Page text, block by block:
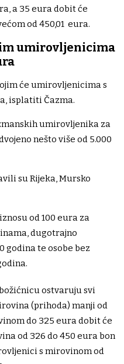
a 35 eura dobit će
od 450,01 eura.
umirovljenicima
će umirovljenicima s
isplatiti Čazma.
umirovljenika za
nešto više od 5.000
su Rijeka, Mursko
od 100 eura za
dugotrajno
godina te osobe bez
ostvaruju svi
(prihoda) manji od
do 325 eura dobit će
od 326 do 450 eura bon
s mirovinom od